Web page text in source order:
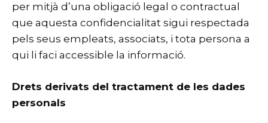
per mitjà d’una obligació legal o contractual
que aquesta confidencialitat sigui respectada
pels seus empleats, associats, i tota persona a
qui li faci accessible la informació.
Drets derivats del tractament de les dades
personals